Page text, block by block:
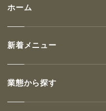
ホーム
新着メニュー
業態から探す